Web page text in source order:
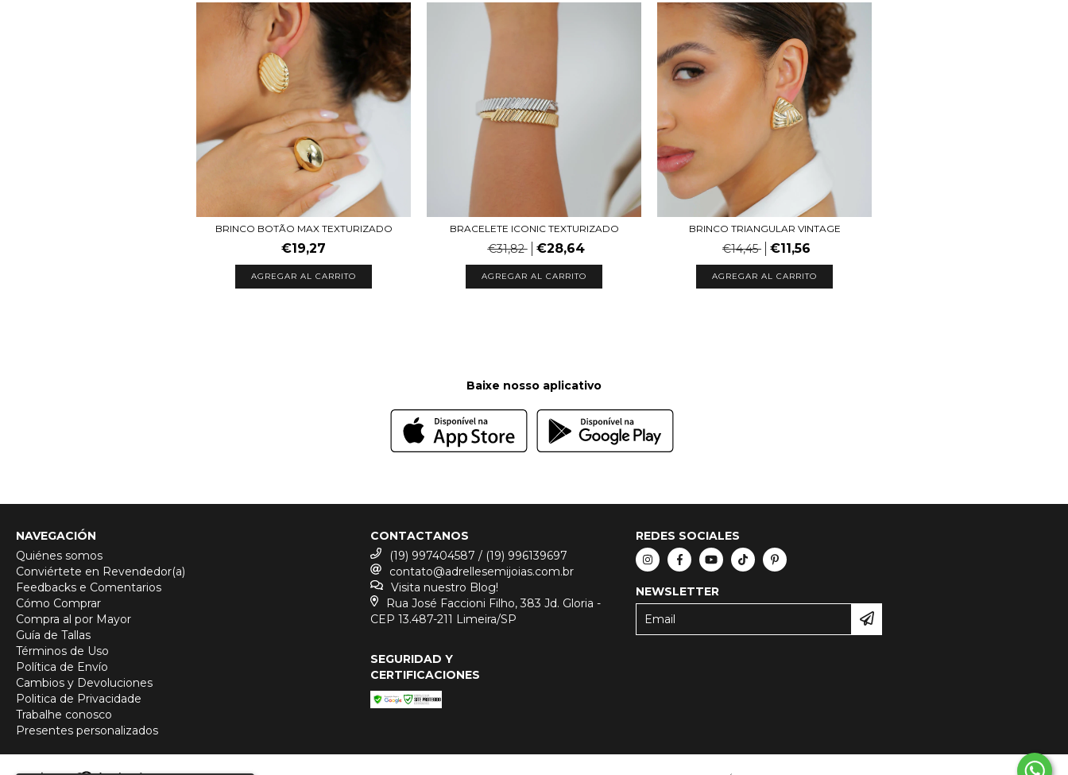
BRINCO BOTÃO MAX TEXTURIZADO
€19,27
AGREGAR AL CARRITO
BRACELETE ICONIC TEXTURIZADO
€31,82 €28,64
AGREGAR AL CARRITO
BRINCO TRIANGULAR VINTAGE
€14,45 €11,56
AGREGAR AL CARRITO
Baixe nosso aplicativo
NAVEGACIÓN
Quiénes somos
Conviértete en Revendedor(a)
Feedbacks e Comentarios
Cómo Comprar
Compra al por Mayor
Guía de Tallas
Términos de Uso
Política de Envío
Cambios y Devoluciones
Politica de Privacidade
Trabalhe conosco
Presentes personalizados
CONTACTANOS
(19) 997404587 / (19) 996139697
contato@adrellesemijoias.com.br
Visita nuestro Blog!
Rua José Faccioni Filho, 383 Jd. Gloria -
CEP 13.487-211 Limeira/SP
REDES SOCIALES
NEWSLETTER
SEGURIDAD Y
CERTIFICACIONES